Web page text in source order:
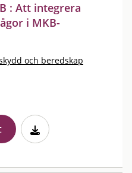
: Att integrera
i MKB-
och beredskap